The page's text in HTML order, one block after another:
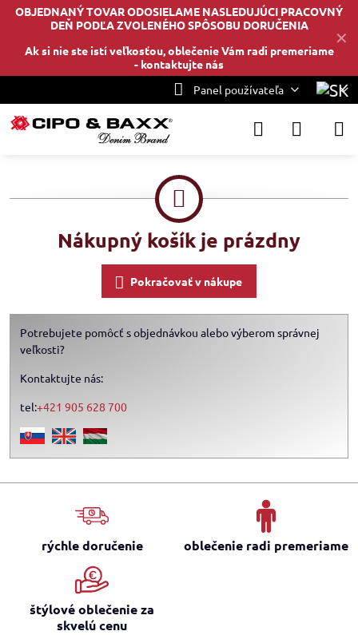
✕
OBJEDNANÝ TOVAR ODOSIELAME NASLEDUJÚCI PRACOVNÝ
DEŇ PODĽA ZVOLENÉHO SPÔSOBU DORUČENIA
Ak si nie ste istí veľkosťou, oblečenie Vám radi premeriame
- kontaktujte nás
Panel používateľa
Nákupný košík je prázdny
Pokračovať v nákupe
Potrebujete pomôcť s objednávkou alebo výberom správnej
veľkosti?
Kontaktujte nás:
tel:+421 905 628 700
rýchle doručenie oblečenie radi premeriame
štýlové oblečenie za
skvelú cenu